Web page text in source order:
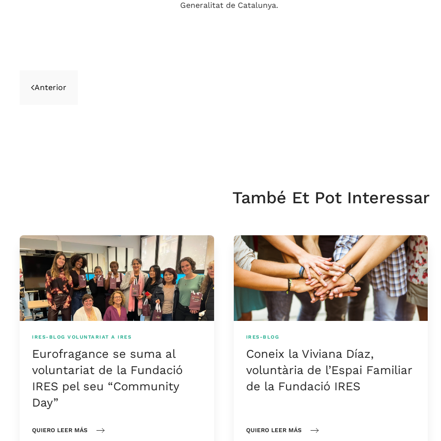
Generalitat de Catalunya.
Anterior
També Et Pot Interessar
IRES-BLOG VOLUNTARIAT A IRES
Eurofragance se suma al
voluntariat de la Fundació
IRES pel seu “Community
Day”
QUIERO LEER MÁS
IRES-BLOG
Coneix la Viviana Díaz,
voluntària de l’Espai Familiar
de la Fundació IRES
QUIERO LEER MÁS